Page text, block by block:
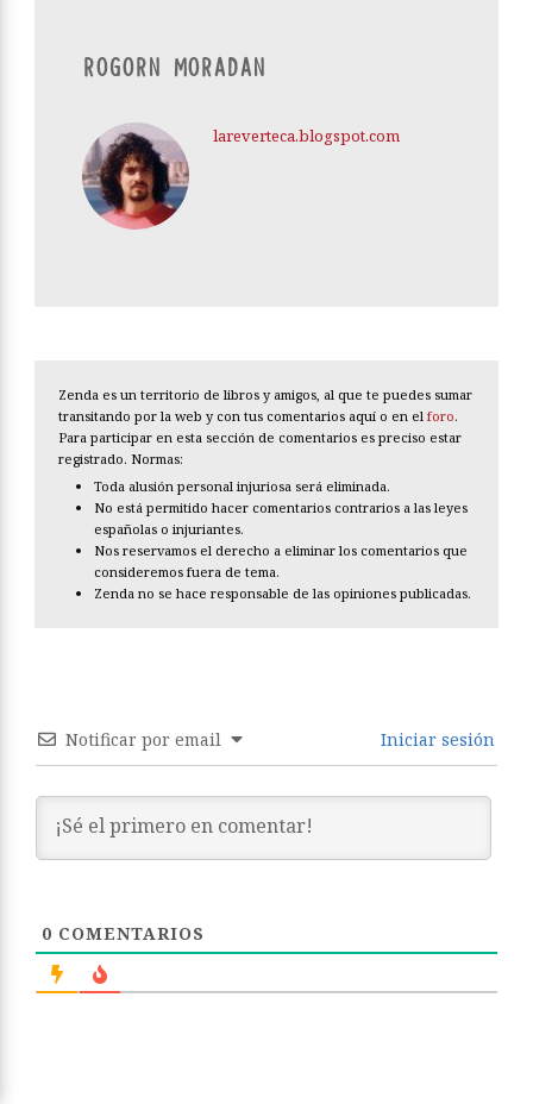
ROGORN MORADAN
lareverteca.blogspot.com
Zenda es un territorio de libros y amigos, al que te puedes sumar
transitando por la web y con tus comentarios aquí o en el foro.
Para participar en esta sección de comentarios es preciso estar
registrado. Normas:
Toda alusión personal injuriosa será eliminada.
No está permitido hacer comentarios contrarios a las leyes
españolas o injuriantes.
Nos reservamos el derecho a eliminar los comentarios que
consideremos fuera de tema.
Zenda no se hace responsable de las opiniones publicadas.
Notificar por email Iniciar sesión
0 COMENTARIOS